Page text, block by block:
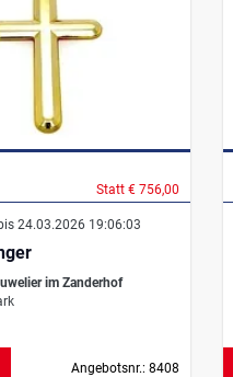
Statt € 756,00
24.03.2026 19:06:03
im Zanderhof
Angebotsnr.: 8408